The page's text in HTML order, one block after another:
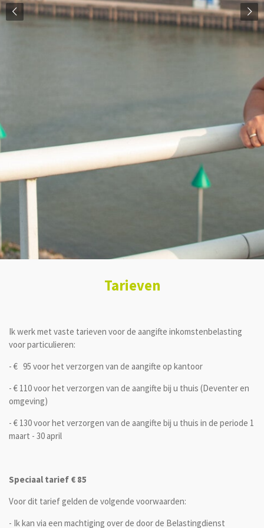
Tarieven
Ik werk met vaste tarieven voor de aangifte inkomstenbelasting
voor particulieren:
- € 95 voor het verzorgen van de aangifte op kantoor
- € 110 voor het verzorgen van de aangifte bij u thuis (Deventer en
omgeving)
- € 130 voor het verzorgen van de aangifte bij u thuis in de periode 1
maart - 30 april
Speciaal tarief € 85
Voor dit tarief gelden de volgende voorwaarden:
- Ik kan via een machtiging over de door de Belastingdienst